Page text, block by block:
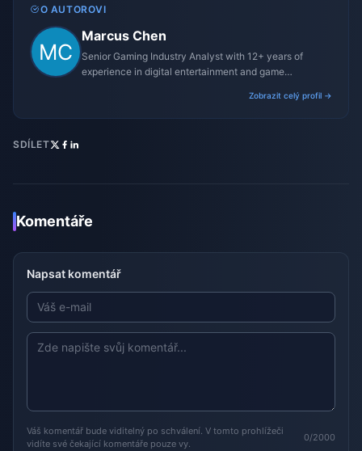
O AUTOROVI
Marcus Chen
Senior Gaming Industry Analyst with 12+ years of
experience in digital entertainment and game
Zobrazit celý profil →
SDÍLET
Komentáře
Napsat komentář
Váš komentář bude viditelný po schválení. V tomto prohlížeči
vidíte své čekající komentáře pouze vy.
0/2000